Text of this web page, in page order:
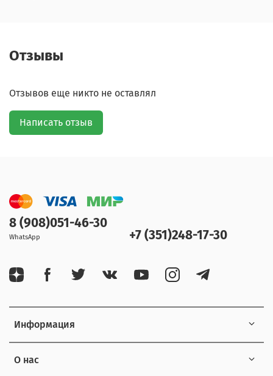
Отзывы
Отзывов еще никто не оставлял
Написать отзыв
Информация
О нас
8 (908)051-46-30
WhatsApp +7 (351)248-17-30